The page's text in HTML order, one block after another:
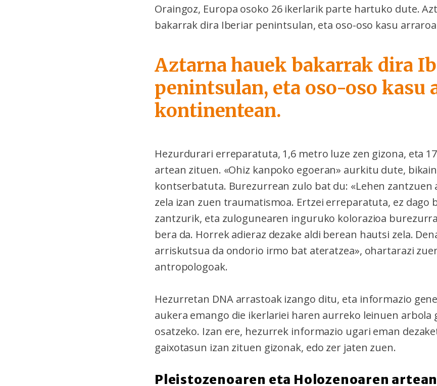
Oraingoz, Europa osoko 26 ikerlarik parte hartuko dute.
bakarrak dira Iberiar penintsulan, eta oso-oso kasu
Aztarna hauek bakarrak dira
penintsulan, eta oso-oso kasu
kontinentean.
Hezurdurari erreparatuta, 1,6 metro luze zen gizona, eta
artean zituen. «Ohiz kanpoko egoeran» aurkitu dute, bikain
kontserbatuta. Burezurrean zulo bat du: «Lehen zantzuen
zela izan zuen traumatismoa. Ertzei erreparatuta, ez dago
zantzurik, eta zulogunearen inguruko kolorazioa
bera da. Horrek adieraz dezake aldi berean hautsi zela.
arriskutsua da ondorio irmo bat ateratzea», ohartarazi
antropologoak.
Hezurretan DNA arrastoak izango ditu, eta informazio
aukera emango die ikerlariei haren aurreko leinuen arbola
osatzeko. Izan ere, hezurrek informazio ugari eman
gaixotasun izan zituen gizonak, edo zer jaten zuen.
Pleistozenoaren eta Holozenoaren artean